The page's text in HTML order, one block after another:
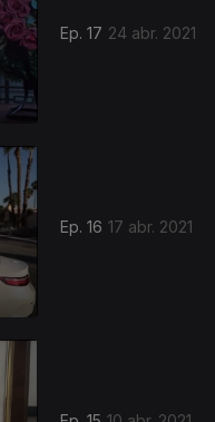
Ep. 17 24 abr. 2021
Ep. 16 17 abr. 2021